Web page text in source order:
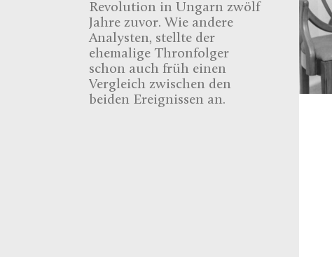
Revolution in Ungarn zwölf
Jahre zuvor. Wie andere
Analysten, stellte der
ehemalige Thronfolger
schon auch früh einen
Vergleich zwischen den
beiden Ereignissen an.